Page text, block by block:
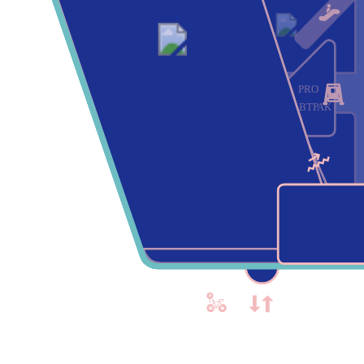
PRO
ЗАВТРАК